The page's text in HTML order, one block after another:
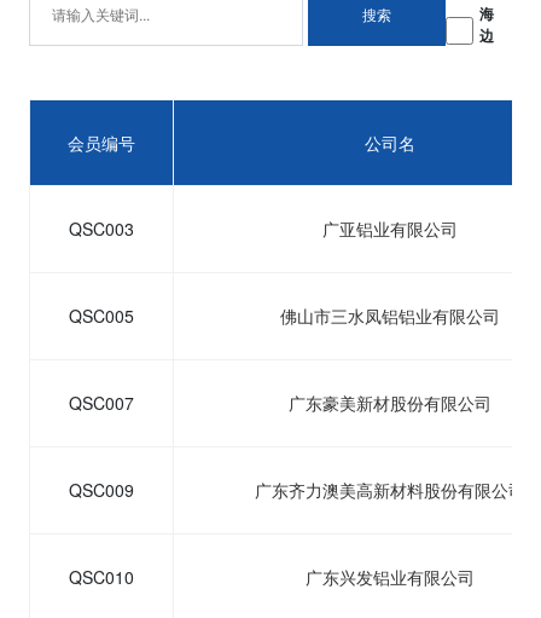
搜索
海
边
会员编号 公司名
QSC003 广亚铝业有限公司
QSC005 佛山市三水凤铝铝业有限公司
QSC007 广东豪美新材股份有限公司
QSC009 广东齐力澳美高新材料股份有限公司
QSC010 广东兴发铝业有限公司